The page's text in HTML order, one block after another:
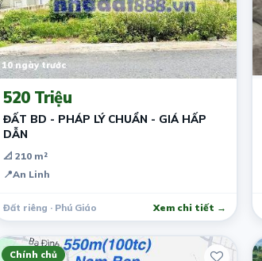
10 ngày trước
520 Triệu
ĐẤT BD - PHÁP LÝ CHUẨN - GIÁ HẤP
DẪN
📐 210 m²
📍An Linh
Đất riêng · Phú Giáo Xem chi tiết →
Chính chủ